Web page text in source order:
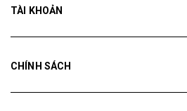
TÀI KHOẢN
CHÍNH SÁCH